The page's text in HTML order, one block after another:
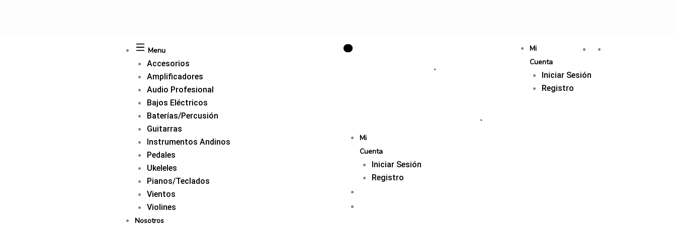
Menu
Accesorios
Amplificadores
Audio Profesional
Bajos Eléctricos
Baterías/Percusión
Guitarras
Instrumentos Andinos
Pedales
Ukeleles
Pianos/Teclados
Vientos
Violines
Nosotros
Mi
Cuenta
Iniciar Sesión
Registro
Mi
Cuenta
Iniciar Sesión
Registro